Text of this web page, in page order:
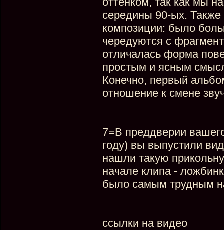
середины 90-ых. Также
композиции: было
чередуются с
отличалась форма
простым и ясным
Конечно, первый
отношение к смене
7=В преддверии
году) вы выпустили
нашли такую
начале клипа -
было самым трудным
ссылки на видео